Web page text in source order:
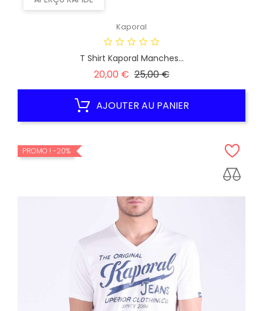
Kaporal
T Shirt Kaporal Manches...
20,00 € Prix
25,00 €Prix
AJOUTER AU PANIER
PROMO ! -20%